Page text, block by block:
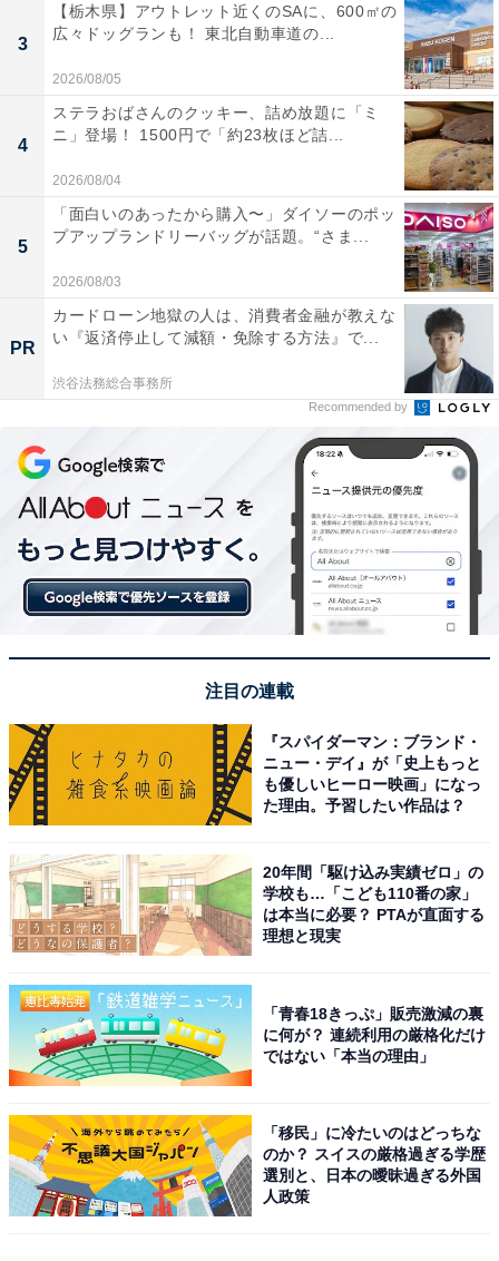
3
【栃木県】アウトレット近くのSAに、600㎡の
広々ドッグランも！ 東北自動車道の...
2026/08/05
4
ステラおばさんのクッキー、詰め放題に「ミ
ニ」登場！ 1500円で「約23枚ほど詰...
2026/08/04
5
「面白いのあったから購入〜」ダイソーのポッ
プアップランドリーバッグが話題。“さま...
2026/08/03
PR
カードローン地獄の人は、消費者金融が教えな
い『返済停止して減額・免除する方法』で...
渋谷法務総合事務所
Recommended by
注目の連載
『スパイダーマン：ブランド・
ニュー・デイ』が「史上もっと
も優しいヒーロー映画」になっ
た理由。予習したい作品は？
20年間「駆け込み実績ゼロ」の
学校も…「こども110番の家」
は本当に必要？ PTAが直面する
理想と現実
「青春18きっぷ」販売激減の裏
に何が？ 連続利用の厳格化だけ
ではない「本当の理由」
「移民」に冷たいのはどっちな
のか？ スイスの厳格過ぎる学歴
選別と、日本の曖昧過ぎる外国
人政策